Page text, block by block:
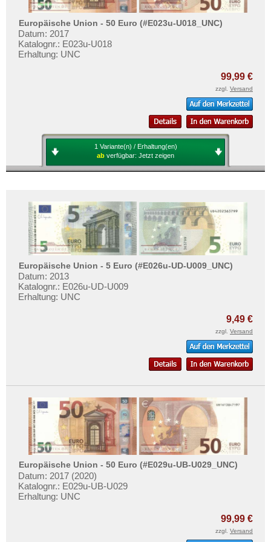
Island
Isle of Man
Italien
Liechtenstein
Litauen
Malta
Mazedonien
Memelgebiet
Moldawien
Montenegro
Niederlande
Portugal
Rumänien
Russland
Saarland
San Marino
Schottland
Schweden
Mehr über...
Zahlungsbedingungen
Privatsphäre und Datenschutz
Widerrufsbelehrung
Europäische Union - 50 Euro (#E023u-U018_UNC)
Datum: 2017
Katalognr.: E023u-U018
Erhaltung: UNC
99,99 €
zzgl. Versand
1 Variante(n) / Erhaltung(en)
ab verfügbar: Jetzt zeigen
Europäische Union - 5 Euro (#E026u-UD-U009_UNC)
Datum: 2013
Katalognr.: E026u-UD-U009
Erhaltung: UNC
9,49 €
zzgl. Versand
Europäische Union - 50 Euro (#E029u-UB-U029_UNC)
Datum: 2017 (2020)
Katalognr.: E029u-UB-U029
Erhaltung: UNC
99,99 €
zzgl. Versand